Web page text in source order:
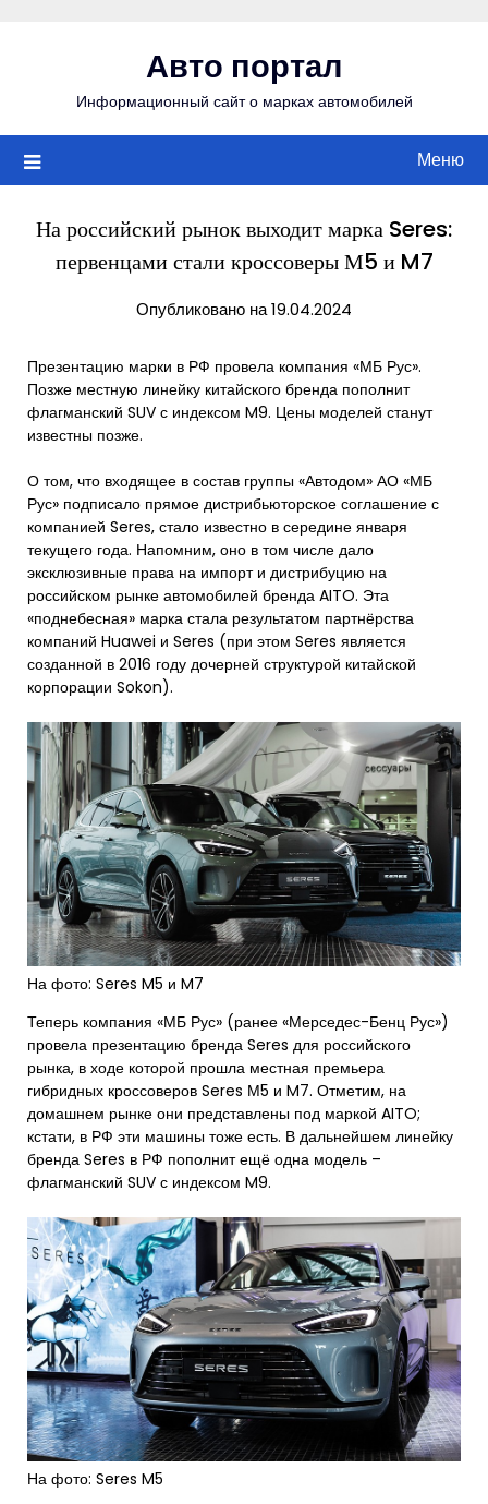
Авто портал
Информационный сайт о марках автомобилей
Меню
На российский рынок выходит марка Seres:
первенцами стали кроссоверы М5 и M7
Опубликовано на 19.04.2024
Презентацию марки в РФ провела компания «МБ Рус».
Позже местную линейку китайского бренда пополнит
флагманский SUV с индексом M9. Цены моделей станут
известны позже.
О том, что входящее в состав группы «Автодом» АО «МБ
Рус» подписало прямое дистрибьюторское соглашение с
компанией Seres, стало известно в середине января
текущего года. Напомним, оно в том числе дало
эксклюзивные права на импорт и дистрибуцию на
российском рынке автомобилей бренда AITO. Эта
«поднебесная» марка стала результатом партнёрства
компаний Huawei и Seres (при этом Seres является
созданной в 2016 году дочерней структурой китайской
корпорации Sokon).
На фото: Seres M5 и M7
Теперь компания «МБ Рус» (ранее «Мерседес-Бенц Рус»)
провела презентацию бренда Seres для российского
рынка, в ходе которой прошла местная премьера
гибридных кроссоверов Seres М5 и M7. Отметим, на
домашнем рынке они представлены под маркой AITO;
кстати, в РФ эти машины тоже есть. В дальнейшем линейку
бренда Seres в РФ пополнит ещё одна модель –
флагманский SUV с индексом M9.
На фото: Seres M5